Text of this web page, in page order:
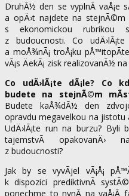
DruhÃ½ den se vyplnÃ­ vaÅ¡e
a opÄ›t najdete na stejnÃ©m
s ekonomickou rubrikou
z budoucnosti. Co
a moÅ¾nÃ¡ troÅ¡ku
vÃ¡s ÄekÃ¡ zisk realizovanÃ½
Co udÄ›lÃ¡te dÃ¡le? Co
budete na stejnÃ©m
Budete kaÅ¾dÃ½ den
opravdu megavelkou na jistotu
UdÄ›lÃ¡te run na burzu?
tajemstvÃ­ opakovanÄ›
z budoucnosti?
Jak by se vyvÃ­jel vÃ¡Å¡
k dispozici prediktivnÃ­
ponechme to nynÃ­ na vaÅ¡Ã­